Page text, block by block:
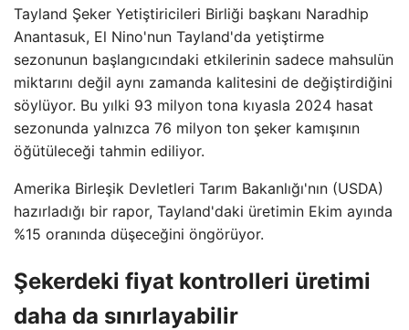
Tayland Şeker Yetiştiricileri Birliği başkanı Naradhip
Anantasuk, El Nino'nun Tayland'da yetiştirme
sezonunun başlangıcındaki etkilerinin sadece mahsulün
miktarını değil aynı zamanda kalitesini de değiştirdiğini
söylüyor. Bu yılki 93 milyon tona kıyasla 2024 hasat
sezonunda yalnızca 76 milyon ton şeker kamışının
öğütüleceği tahmin ediliyor.
Amerika Birleşik Devletleri Tarım Bakanlığı'nın (USDA)
hazırladığı bir rapor, Tayland'daki üretimin Ekim ayında
%15 oranında düşeceğini öngörüyor.
Şekerdeki fiyat kontrolleri üretimi
daha da sınırlayabilir